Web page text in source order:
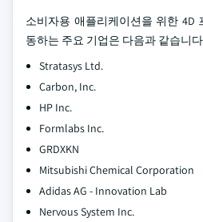
소비자용 애플리케이션을 위한 4D
동하는 주요 기업은 다음과 같습니
Stratasys Ltd.
Carbon, Inc.
HP Inc.
Formlabs Inc.
GRDXKN
Mitsubishi Chemical Corporation
Adidas AG - Innovation Lab
Nervous System Inc.